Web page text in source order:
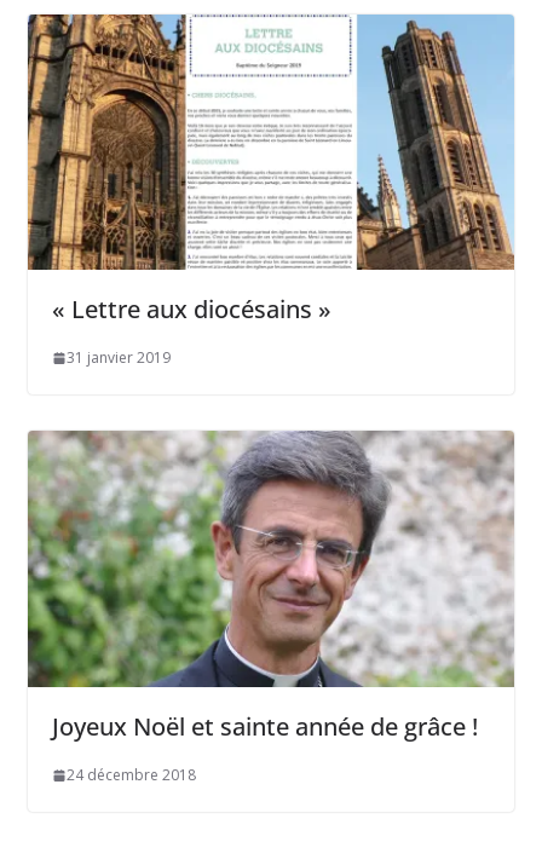
« Lettre aux diocésains »
31 janvier 2019
Joyeux Noël et sainte année de grâce !
24 décembre 2018